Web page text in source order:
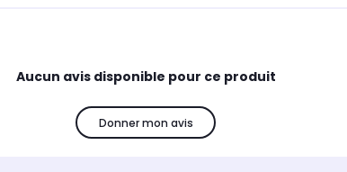
- 7211002606, LM30014E/870 -
Aucun avis disponible pour ce produit
Donner mon avis